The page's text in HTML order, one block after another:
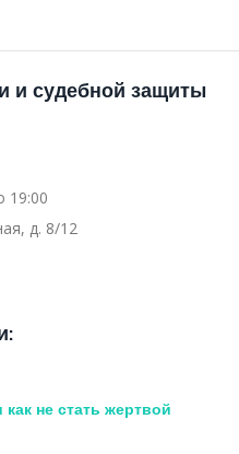
и судебной защиты
19:00
д. 8/12
не стать жертвой